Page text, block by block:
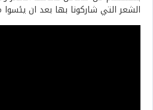
الشعر التي شاركونا بها بعد ان